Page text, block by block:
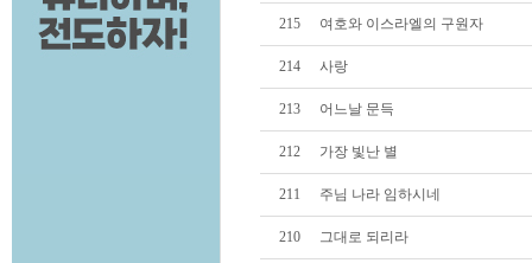
215 여호와 이스라엘의 구원자
214 사랑
213 어느날 문득
212 가장 빛난 별
211 주님 나라 임하시네
210 그대로 되리라